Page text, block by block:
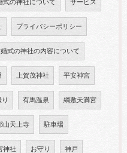
式の神社について サービス
プライバシーポリシー
式の神社の内容について
上賀茂神社 平安神宮
り 有馬温泉 綱敷天満宮
山天上寺 駐車場
神社 お守り 神戸